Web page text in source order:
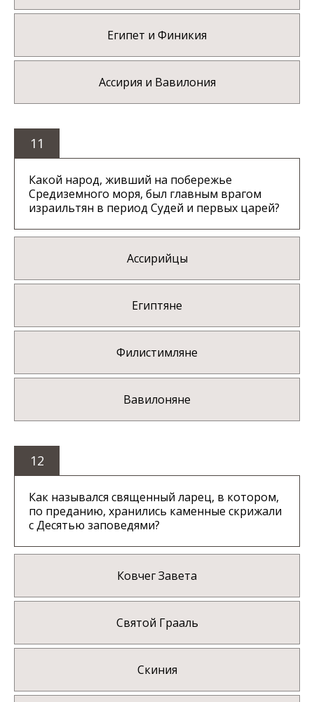
Египет и Финикия
Ассирия и Вавилония
11
Какой народ, живший на побережье
Средиземного моря, был главным врагом
израильтян в период Судей и первых царей?
Ассирийцы
Египтяне
Филистимляне
Вавилоняне
12
Как назывался священный ларец, в котором,
по преданию, хранились каменные скрижали
с Десятью заповедями?
Ковчег Завета
Святой Грааль
Скиния